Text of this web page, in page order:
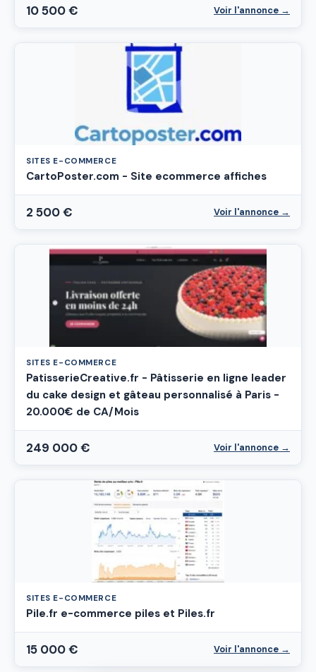
10 500 € Voir l'annonce →
SITES E-COMMERCE
CartoPoster.com - Site ecommerce affiches
2 500 € Voir l'annonce →
SITES E-COMMERCE
PatisserieCreative.fr - Pâtisserie en ligne leader
du cake design et gâteau personnalisé à Paris -
20.000€ de CA/Mois
249 000 € Voir l'annonce →
SITES E-COMMERCE
Pile.fr e-commerce piles et Piles.fr
15 000 € Voir l'annonce →